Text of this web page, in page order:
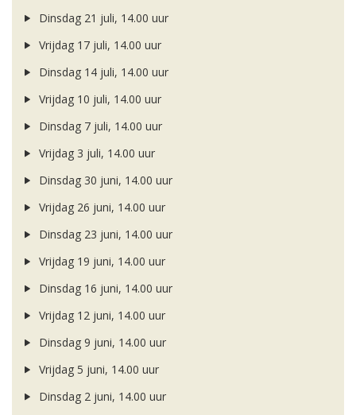
Dinsdag 21 juli, 14.00 uur
Vrijdag 17 juli, 14.00 uur
Dinsdag 14 juli, 14.00 uur
Vrijdag 10 juli, 14.00 uur
Dinsdag 7 juli, 14.00 uur
Vrijdag 3 juli, 14.00 uur
Dinsdag 30 juni, 14.00 uur
Vrijdag 26 juni, 14.00 uur
Dinsdag 23 juni, 14.00 uur
Vrijdag 19 juni, 14.00 uur
Dinsdag 16 juni, 14.00 uur
Vrijdag 12 juni, 14.00 uur
Dinsdag 9 juni, 14.00 uur
Vrijdag 5 juni, 14.00 uur
Dinsdag 2 juni, 14.00 uur